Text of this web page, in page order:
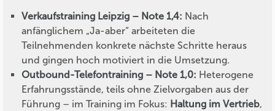
Verkaufstraining Leipzig – Note 1,4: Nach
anfänglichem „Ja-aber“ arbeiteten die
Teilnehmenden konkrete nächste Schritte heraus
und gingen hoch motiviert in die Umsetzung.
Outbound-Telefontraining – Note 1,0: Heterogene
Erfahrungsstände, teils ohne Zielvorgaben aus der
Führung – im Training im Fokus: Haltung im Vertrieb,